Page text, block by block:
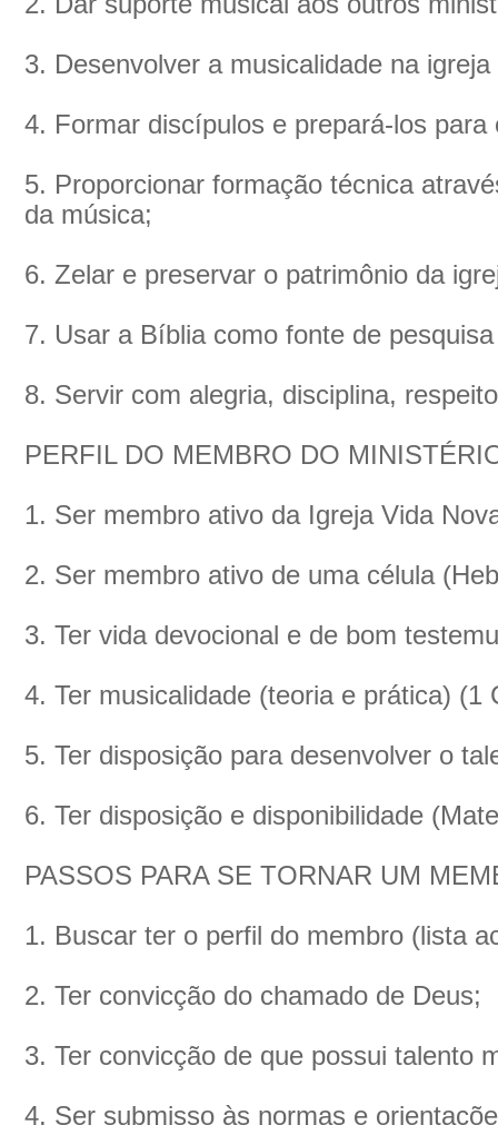
3. Desenvolver a musicalidade na igreja
4. Formar discípulos e prepará-los para
5. Proporcionar formação técnica
da música;
6. Zelar e preservar o patrimônio da
7. Usar a Bíblia como fonte de
8. Servir com alegria, disciplina,
PERFIL DO MEMBRO DO
1. Ser membro ativo da Igreja Vida
2. Ser membro ativo de uma célula
3. Ter vida devocional e de bom
4. Ter musicalidade (teoria e prática) (1
5. Ter disposição para desenvolver o
6. Ter disposição e disponibilidade
PASSOS PARA SE TORNAR UM
1. Buscar ter o perfil do membro (lista
2. Ter convicção do chamado de Deus;
3. Ter convicção de que possui talento
4. Ser submisso às normas e